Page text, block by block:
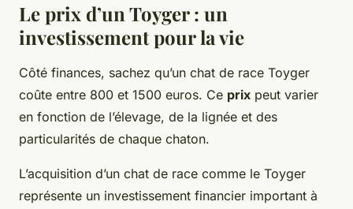
Le prix d’un Toyger : un
investissement pour la vie
Côté finances, sachez qu’un chat de race Toyger
coûte entre 800 et 1500 euros. Ce prix peut varier
en fonction de l’élevage, de la lignée et des
particularités de chaque chaton.
L’acquisition d’un chat de race comme le Toyger
représente un investissement financier important à